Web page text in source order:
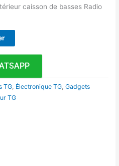
caisson de basses Radio
TG, Électronique TG,Gadgets
TG